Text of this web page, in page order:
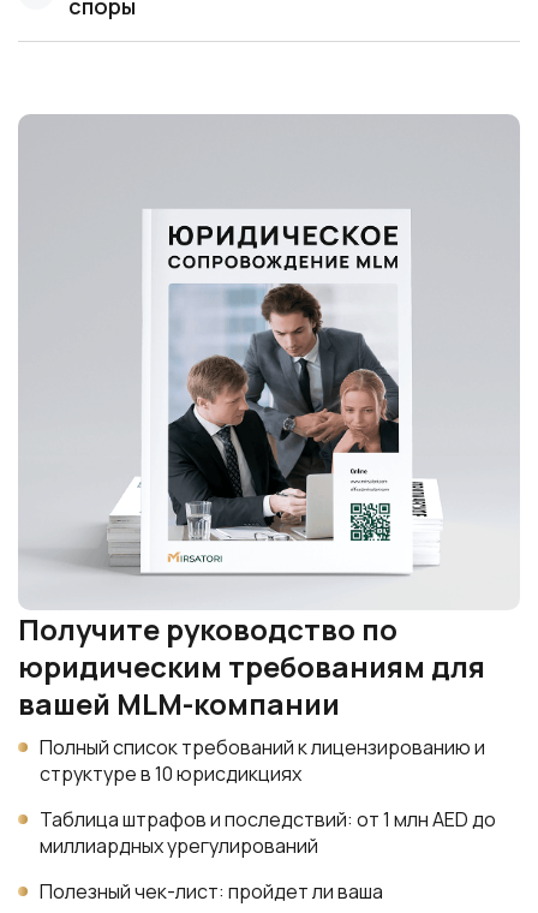
Получите руководство по
юридическим требованиям для
вашей MLM-компании
Полный список требований к лицензированию и
структуре в 10 юрисдикциях
Таблица штрафов и последствий: от 1 млн AED до
миллиардных урегулирований
Полезный чек-лист: пройдет ли ваша